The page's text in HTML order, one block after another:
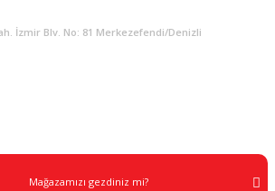
Gönder
İzmir Blv. No: 81 Merkezefendi/Denizli
Mağazamızı gezdiniz mi?